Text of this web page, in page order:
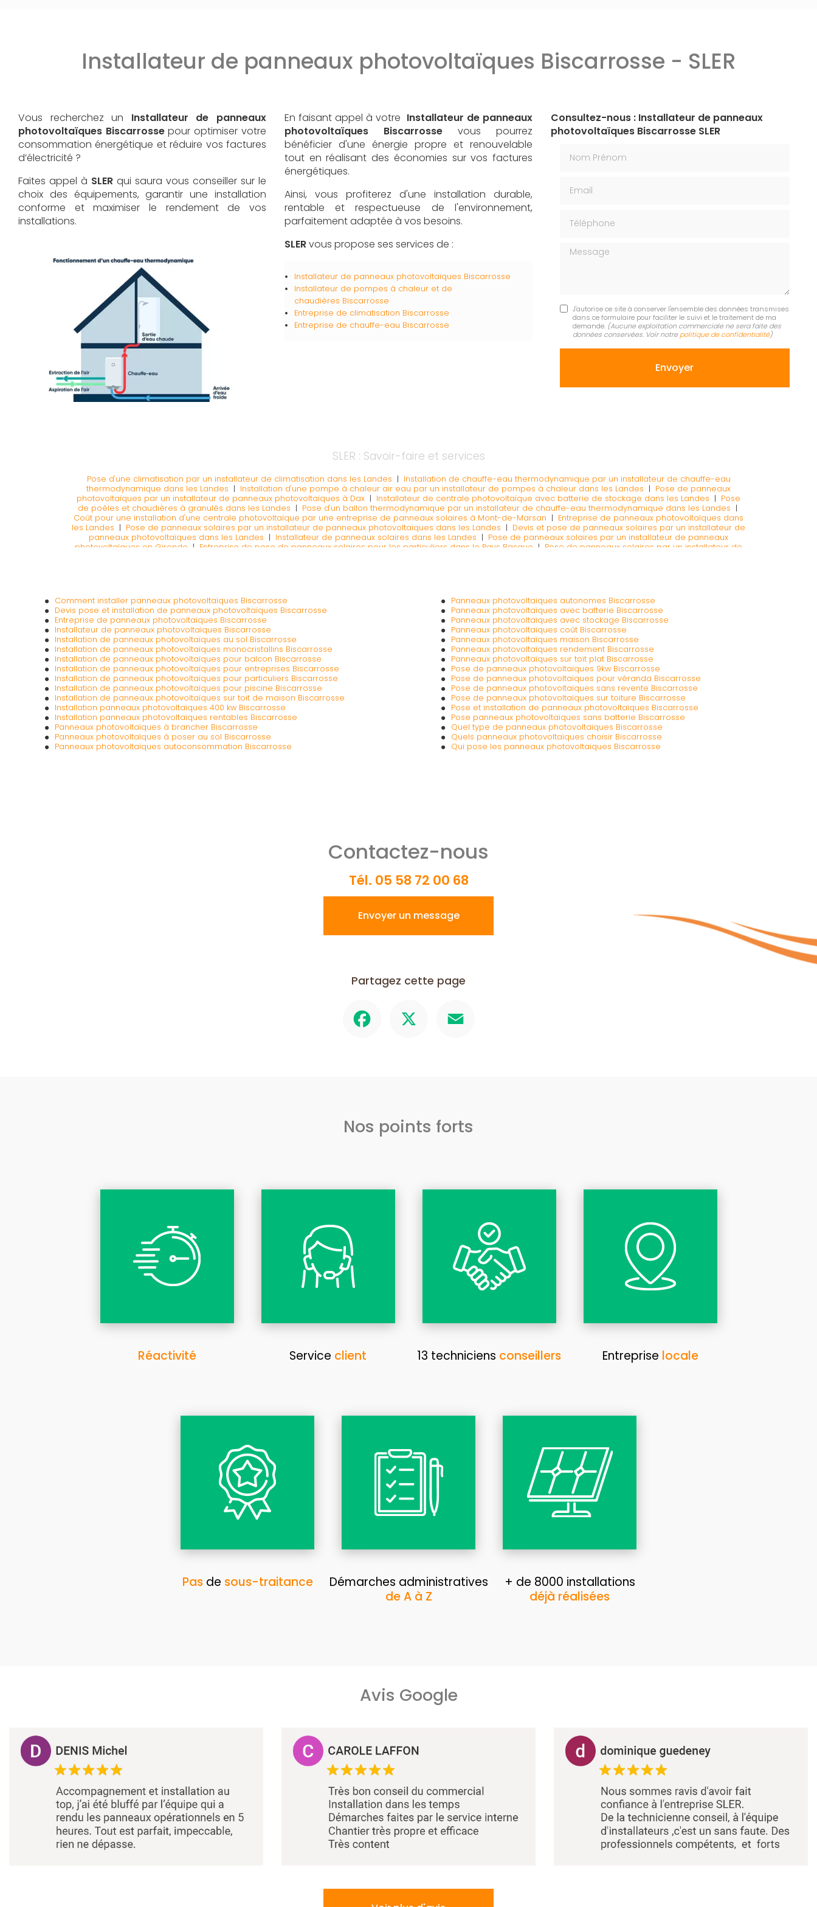
Installateur de panneaux photovoltaïques Biscarrosse - SLER
Vous recherchez un Installateur de panneaux
photovoltaïques Biscarrossepour optimiser votre
consommation énergétique et réduire vos factures
d’électricité ?
Faites appel à SLER qui saura vous conseiller sur le
choix des équipements, garantir une installation
conforme et maximiser le rendement de vos
installations.
En faisant appel à votre Installateur de panneaux
photovoltaïques
Biscarrossevous pourrez
bénéficier d'une énergie propre et renouvelable
tout en réalisant des économies sur vos factures
énergétiques.
Ainsi, vous profiterez d'une installation durable,
rentable et respectueuse de l'environnement,
parfaitement adaptée à vos besoins.
SLERvous propose ses services de :
Installateur de panneaux photovoltaïques Biscarrosse
Installateur de pompes à chaleur et de
chaudières Biscarrosse
Entreprise de climatisation Biscarrosse
Entreprise de chauffe-eau Biscarrosse
Consultez-nous : Installateur de panneaux
photovoltaïques Biscarrosse SLER
Message
J'autorise ce site à conserver l'ensemble des données transmises
dans ce formulaire pour faciliter le suivi et le traitement de ma
demande. (Aucune exploitation commerciale ne sera faite des
données conservées. Voir notre politique de confidentialité)
SLER : Savoir-faire et services
Pose d'une climatisation par un installateur de climatisation dans les Landes | Installation de chauffe-eau thermodynamique par un installateur de chauffe-eau
thermodynamique dans les Landes | Installation d'une pompe à chaleur air eau par un installateur de pompes à chaleur dans les Landes | Pose de panneaux
photovoltaïques par un installateur de panneaux photovoltaïques à Dax | Installateur de centrale photovoltaïque avec batterie de stockage dans les Landes | Pose
de poêles et chaudières à granulés dans les Landes | Pose d'un ballon thermodynamique par un installateur de chauffe-eau thermodynamique dans les Landes |
Coût pour une installation d'une centrale photovoltaïque par une entreprise de panneaux solaires à Mont-de-Marsan | Entreprise de panneaux photovoltaïques dans
les Landes | Pose de panneaux solaires par un installateur de panneaux photovoltaïques dans les Landes | Devis et pose de panneaux solaires par un installateur de
panneaux photovoltaïques dans les Landes | Installateur de panneaux solaires dans les Landes | Pose de panneaux solaires par un installateur de panneaux
photovoltaïques en Gironde | Entreprise de pose de panneaux solaires pour les particuliers dans le Pays Basque | Pose de panneaux solaires par un installateur de
Comment installer panneaux photovoltaïques Biscarrosse
Devis pose et installation de panneaux photovoltaïques Biscarrosse
Entreprise de panneaux photovoltaïques Biscarrosse
Installateur de panneaux photovoltaïques Biscarrosse
Installation de panneaux photovoltaïques au sol Biscarrosse
Installation de panneaux photovoltaïques monocristallins Biscarrosse
Installation de panneaux photovoltaïques pour balcon Biscarrosse
Installation de panneaux photovoltaïques pour entreprises Biscarrosse
Installation de panneaux photovoltaïques pour particuliers Biscarrosse
Installation de panneaux photovoltaïques pour piscine Biscarrosse
Installation de panneaux photovoltaïques sur toit de maison Biscarrosse
Installation panneaux photovoltaïques 400 kw Biscarrosse
Installation panneaux photovoltaïques rentables Biscarrosse
Panneaux photovoltaïques à brancher Biscarrosse
Panneaux photovoltaïques à poser au sol Biscarrosse
Panneaux photovoltaïques autoconsommation Biscarrosse
Panneaux photovoltaïques autonomes Biscarrosse
Panneaux photovoltaïques avec batterie Biscarrosse
Panneaux photovoltaïques avec stockage Biscarrosse
Panneaux photovoltaïques coût Biscarrosse
Panneaux photovoltaïques maison Biscarrosse
Panneaux photovoltaïques rendement Biscarrosse
Panneaux photovoltaïques sur toit plat Biscarrosse
Pose de panneaux photovoltaïques 9kw Biscarrosse
Pose de panneaux photovoltaïques pour véranda Biscarrosse
Pose de panneaux photovoltaïques sans revente Biscarrosse
Pose de panneaux photovoltaïques sur toiture Biscarrosse
Pose et installation de panneaux photovoltaïques Biscarrosse
Pose panneaux photovoltaïques sans batterie Biscarrosse
Quel type de panneaux photovoltaïques Biscarrosse
Quels panneaux photovoltaïques choisir Biscarrosse
Qui pose les panneaux photovoltaïques Biscarrosse
Contactez-nous
Tél. 05 58 72 00 68
Envoyer un message
Partagez cette page
Nos points forts
Réactivité Service client 13 techniciens conseillers Entreprise locale
Pasde sous-traitance
Démarches administratives
de A à Z
+ de 8000 installations
déjà réalisées
Avis Google